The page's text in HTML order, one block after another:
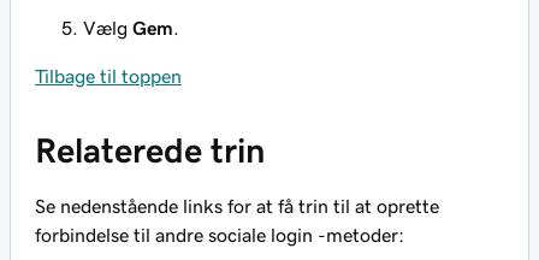
Vælg Gem
Tilbage til toppen
Relaterede trin
Se nedenstående links for at få trin til at oprette
forbindelse til andre sociale login -metoder: